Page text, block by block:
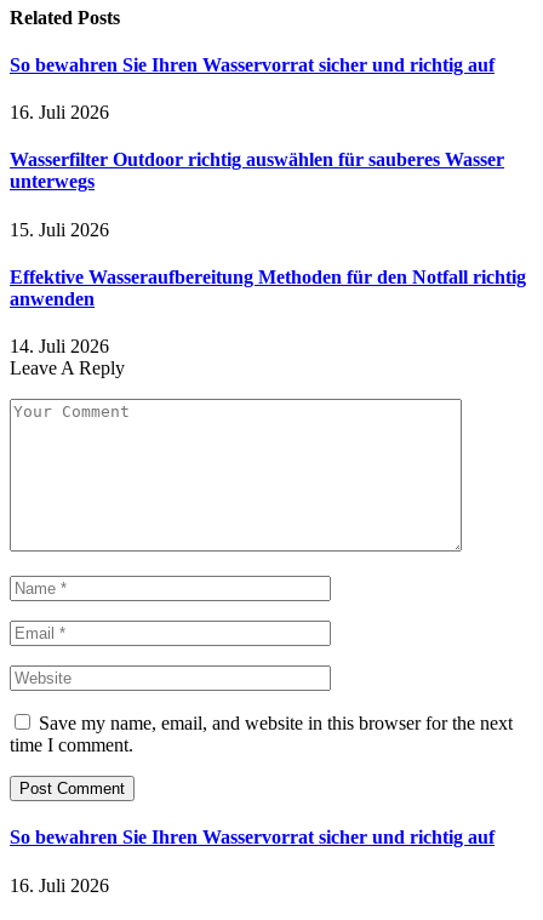
Related Posts
So bewahren Sie Ihren Wasservorrat sicher und richtig auf
16. Juli 2026
Wasserfilter Outdoor richtig auswählen für sauberes Wasser
unterwegs
15. Juli 2026
Effektive Wasseraufbereitung Methoden für den Notfall richtig
anwenden
14. Juli 2026
Leave A Reply
Save my name, email, and website in this browser for the next
time I comment.
So bewahren Sie Ihren Wasservorrat sicher und richtig auf
16. Juli 2026